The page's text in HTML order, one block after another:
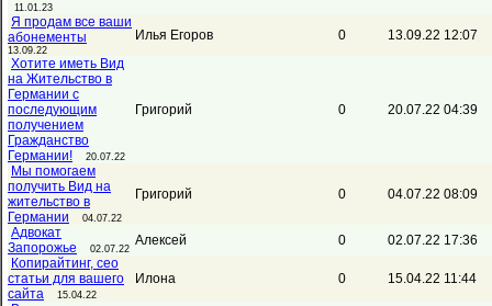
11.01.23
Я продам все ваши
абонементы
13.09.22
Илья Егоров 0
13.09.22 12:07
Хотите иметь Вид
на Жительство в
Германии с
последующим
получением
Гражданство
Германии!
20.07.22
Григорий 0 20.07.22 04:39
Мы помогаем
получить Вид на
жительство в
Германии
04.07.22
Григорий 0 04.07.22 08:09
Адвокат
Запорожье
02.07.22
Алексей 0
02.07.22 17:36
Копирайтинг, сео
статьи для вашего
сайта
15.04.22
Илона 0
15.04.22 11:44